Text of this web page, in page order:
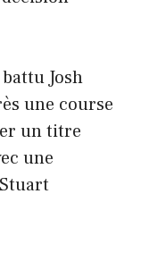
Josh
une course
un titre
une